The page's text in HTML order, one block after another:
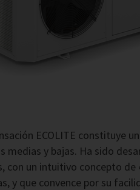
ECOLITE constituye
medias y bajas. Ha sido
con un intuitivo concepto de
y que convence por su